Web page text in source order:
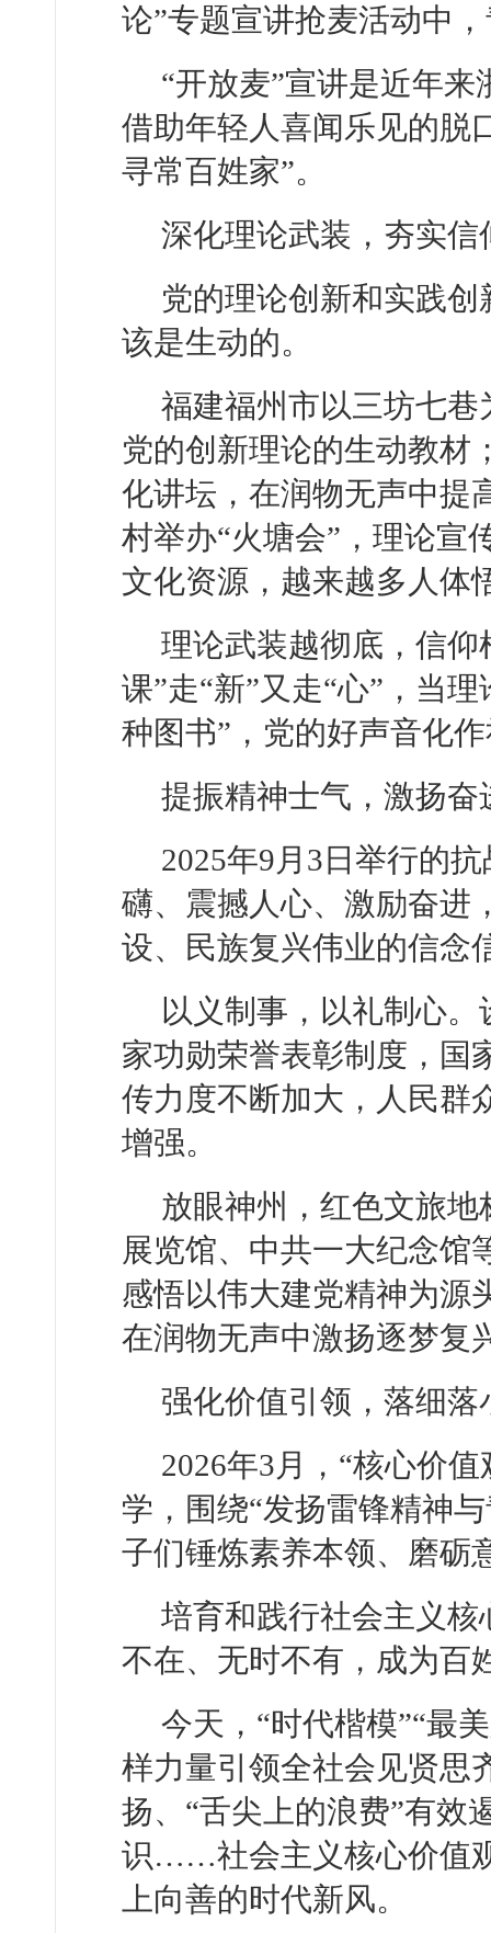
论”专题宣讲抢麦活动中
“开放麦”宣讲是近年
借助年轻人喜闻乐见的脱
寻常百姓家”。
深化理论武装，夯实信
党的理论创新和实践
该是生动的。
福建福州市以三坊七
党的创新理论的生动教材
化讲坛，在润物无声中提
村举办“火塘会”，理论
文化资源，越来越多人体
理论武装越彻底，信仰
课”走“新”又走“心”，当
种图书”，党的好声音化
提振精神士气，激扬奋
2025年9月3日举行的
礴、震撼人心、激励奋进
设、民族复兴伟业的信念
以义制事，以礼制心
家功勋荣誉表彰制度，国
传力度不断加大，人民群
增强。
放眼神州，红色文旅
展览馆、中共一大纪念馆
感悟以伟大建党精神为源
在润物无声中激扬逐梦复
强化价值引领，落细落
2026年3月，“核心价
学，围绕“发扬雷锋精神
子们锤炼素养本领、磨砺
培育和践行社会主义
不在、无时不有，成为百
今天，“时代楷模”“最
样力量引领全社会见贤思
扬、“舌尖上的浪费”有效
识……社会主义核心价值
上向善的时代新风。